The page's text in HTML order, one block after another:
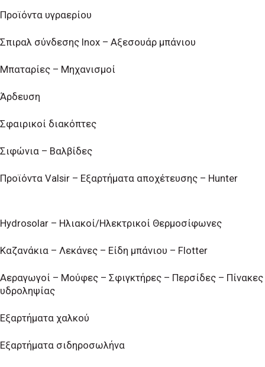
Προϊόντα υγραερίου
Σπιραλ σύνδεσης Inox – Αξεσουάρ μπάνιου
Μπαταρίες – Μηχανισμοί
Άρδευση
Σφαιρικοί διακόπτες
Σιφώνια – Βαλβίδες
Προϊόντα Valsir – Εξαρτήματα αποχέτευσης – Hunter
Hydrosolar – Ηλιακοί/Ηλεκτρικοί Θερμοσίφωνες
Καζανάκια – Λεκάνες – Είδη μπάνιου – Flotter
Αεραγωγοί – Μούφες – Σφιγκτήρες – Περσίδες – Πίνακες
υδροληψίας
Εξαρτήματα χαλκού
Εξαρτήματα σιδηροσωλήνα